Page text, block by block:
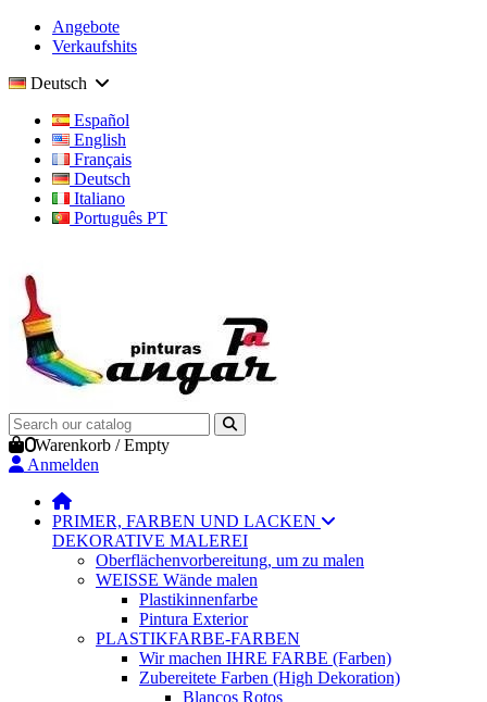
Angebote
Verkaufshits
Deutsch
Español
English
Français
Deutsch
Italiano
Português PT
0Warenkorb /Empty
Anmelden
PRIMER, FARBEN UND LACKEN
DEKORATIVE MALEREI
Oberflächenvorbereitung, um zu malen
WEISSE Wände malen
Plastikinnenfarbe
Pintura Exterior
PLASTIKFARBE-FARBEN
Wir machen IHRE FARBE (Farben)
Zubereitete Farben (High Dekoration)
Blancos Rotos